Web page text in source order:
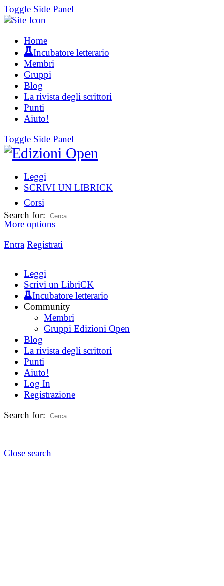
Toggle Side Panel
Home
Incubatore letterario
Membri
Gruppi
Blog
La rivista degli scrittori
Punti
Aiuto!
Toggle Side Panel
Leggi
SCRIVI UN LIBRICK
Corsi
More options
Entra Registrati
Search for:
Leggi
Scrivi un LibriCK
Incubatore letterario
Community
Membri
Gruppi Edizioni Open
Blog
La rivista degli scrittori
Punti
Aiuto!
Log In
Registrazione
Search for:
Close search